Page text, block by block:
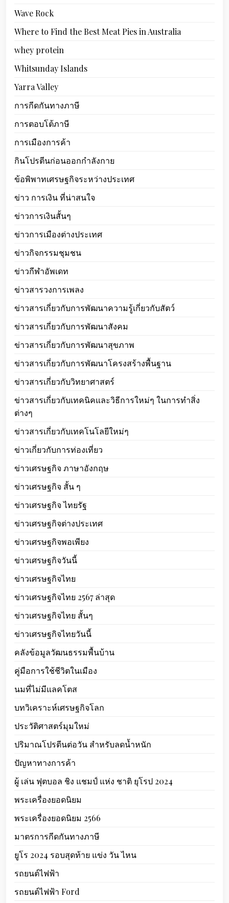
Wave Rock
Where to Find the Best Meat Pies in Australia
whey protein
Whitsunday Islands
Yarra Valley
การกีดกันทางภาษี
การตอบโต้ภาษี
การเมืองการค้า
กินโปรตีนก่อนออกกำลังกาย
ข้อพิพาทเศรษฐกิจระหว่างประเทศ
ข่าว การเงิน ที่น่าสนใจ
ข่าวการเงินสั้นๆ
ข่าวการเมืองต่างประเทศ
ข่าวกิจกรรมชุมชน
ข่าวกีฬาอัพเดท
ข่าวสารวงการเพลง
ข่าวสารเกี่ยวกับการพัฒนาความรู้เกี่ยวกับสัตว์
ข่าวสารเกี่ยวกับการพัฒนาสังคม
ข่าวสารเกี่ยวกับการพัฒนาสุขภาพ
ข่าวสารเกี่ยวกับการพัฒนาโครงสร้างพื้นฐาน
ข่าวสารเกี่ยวกับวิทยาศาสตร์
ข่าวสารเกี่ยวกับเทคนิคและวิธีการใหม่ๆ ในการทำสิ่ง
ต่างๆ
ข่าวสารเกี่ยวกับเทคโนโลยีใหม่ๆ
ข่าวเกี่ยวกับการท่องเที่ยว
ข่าวเศรษฐกิจ ภาษาอังกฤษ
ข่าวเศรษฐกิจ สั้น ๆ
ข่าวเศรษฐกิจ ไทยรัฐ
ข่าวเศรษฐกิจต่างประเทศ
ข่าวเศรษฐกิจพอเพียง
ข่าวเศรษฐกิจวันนี้
ข่าวเศรษฐกิจไทย
ข่าวเศรษฐกิจไทย 2567 ล่าสุด
ข่าวเศรษฐกิจไทย สั้นๆ
ข่าวเศรษฐกิจไทยวันนี้
คลังข้อมูลวัฒนธรรมพื้นบ้าน
คู่มือการใช้ชีวิตในเมือง
นมที่ไม่มีแลคโตส
บทวิเคราะห์เศรษฐกิจโลก
ประวัติศาสตร์มุมใหม่
ปริมาณโปรตีนต่อวัน สำหรับลดน้ำหนัก
ปัญหาทางการค้า
ผู้ เล่น ฟุตบอล ชิง แชมป์ แห่ง ชาติ ยุโรป 2024
พระเครื่องยอดนิยม
พระเครื่องยอดนิยม 2566
มาตรการกีดกันทางภาษี
ยูโร 2024 รอบสุดท้าย แข่ง วัน ไหน
รถยนต์ไฟฟ้า
รถยนต์ไฟฟ้า Ford